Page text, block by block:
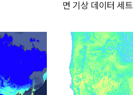
면 기상 데이터 세트